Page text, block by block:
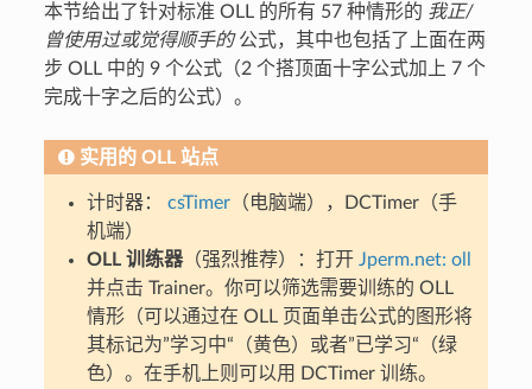
本节给出了针对标准 OLL 的所有 57 种情形的 我正/
曾使用过或觉得顺手的公式，其中也包括了上面在两
步 OLL 中的 9 个公式（2 个搭顶面十字公式加上 7 个
完成十字之后的公式）。
实用的 OLL 站点
计时器：csTimer （电脑端），DCTimer（手
机端）
OLL 训练器（强烈推荐）：打开Jperm.net: oll
并点击 Trainer。你可以筛选需要训练的 OLL
情形（可以通过在 OLL 页面单击公式的图形将
其标记为”学习中“（黄色）或者”已学习“（绿
色）。在手机上则可以用 DCTimer 训练。